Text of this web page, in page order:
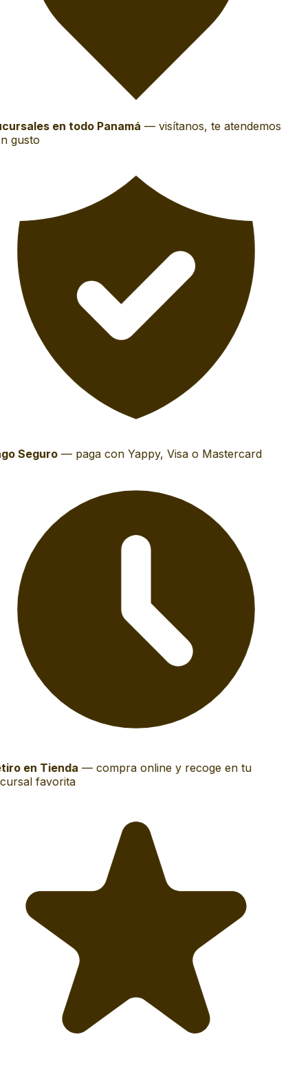
en todo Panamá— visítanos, te atendemos
gusto
Seguro— paga con Yappy, Visa o Mastercard
en Tienda— compra online y recoge en tu
favorita